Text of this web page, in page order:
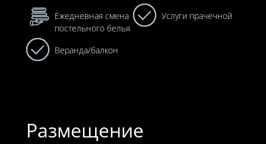
Ежедневная смена
постельного белья
Услуги прачечной
Веранда/балкон
Размещение